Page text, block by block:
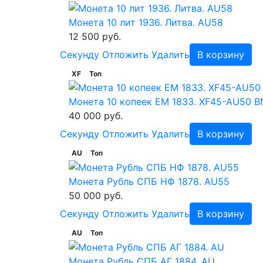
Монета 10 лит 1936. Литва. AU58
12 500 руб.
Cекунду Отложить Удалить В корзину
XF Топ
Монета 10 копеек ЕМ 1833. XF45-AU50
40 000 руб.
Cекунду Отложить Удалить В корзину
AU Топ
Монета Рубль СПБ НФ 1878. AU55
50 000 руб.
Cекунду Отложить Удалить В корзину
AU Топ